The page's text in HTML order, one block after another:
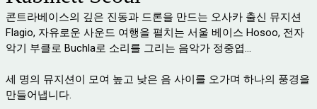
콘트라베이스의 깊은 진동과 드론을 만드는 오사카 출신 뮤지션
Flagio, 자유로운 사운드 여행을 펼치는 서울 베이스 Hosoo, 전자
악기 부클로 Buchla로 소리를 그리는 음악가 정중엽...
세 명의 뮤지션이 모여 높고 낮은 음 사이를 오가며 하나의 풍경을
만들어냅니다.